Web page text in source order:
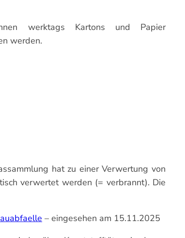
werktags Kartons und Papier
werden.
hat zu einer Verwertung von
verwertet werden (= verbrannt). Die
– eingesehen am 15.11.2025